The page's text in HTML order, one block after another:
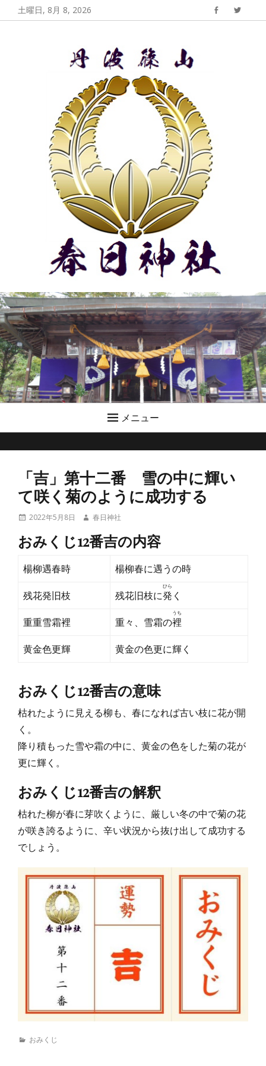
ン
土曜日, 8月 8, 2026 Facebook
社
メニュー
「吉」第十二番 雪の中に輝い
て咲く菊のように成功する
投
日
2022年5月8日
投
者
春日神社
おみくじ12番吉の内容
楊柳遇春時 楊柳春に遇うの時
残花発旧枝 残花旧枝に発
ひら
く
重重雪霜裡 重々、雪霜の裡
うち
黄金色更輝 黄金の色更に輝く
おみくじ12番吉の意味
枯れたように見える柳も、春になれば古い枝に花が開
く。
降り積もった雪や霜の中に、黄金の色をした菊の花が
更に輝く。
おみくじ12番吉の解釈
枯れた柳が春に芽吹くように、厳しい冬の中で菊の花
が咲き誇るように、辛い状況から抜け出して成功する
でしょう。
カ おみくじ